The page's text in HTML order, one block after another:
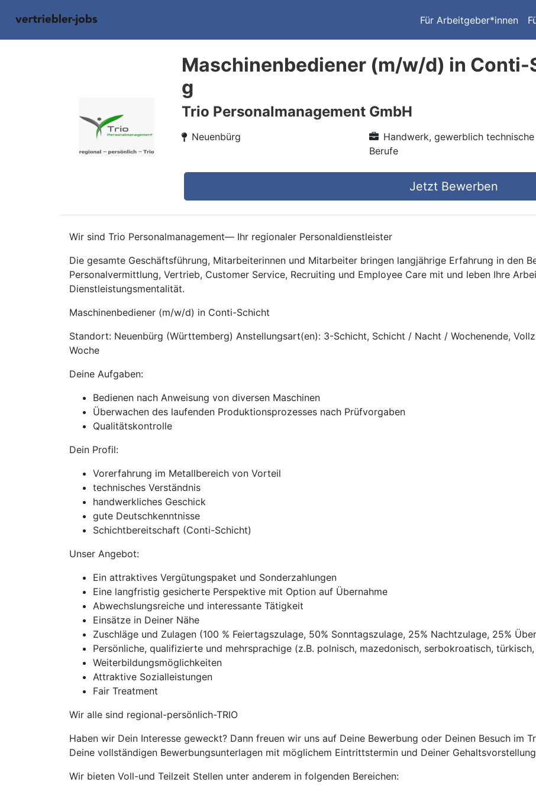
Für Arbeitgeber*innen
Maschinenbediener (m/w/d) in
g
Trio Personalmanagement GmbH
Neuenbürg
Handwerk, gewerblich technische
Berufe
Jetzt Bewerben
Wir sind Trio Personalmanagement— Ihr regionaler Personaldienstleister
Die gesamte Geschäftsführung, Mitarbeiterinnen und Mitarbeiter bringen langjährige Erfahrung in den
Personalvermittlung, Vertrieb, Customer Service, Recruiting und Employee Care mit und leben Ihre
Dienstleistungsmentalität.
Maschinenbediener (m/w/d) in Conti-Schicht
Standort: Neuenbürg (Württemberg) Anstellungsart(en): 3-Schicht, Schicht / Nacht / Wochenende,
Woche
Deine Aufgaben:
Bedienen nach Anweisung von diversen Maschinen
Überwachen des laufenden Produktionsprozesses nach Prüfvorgaben
Qualitätskontrolle
Dein Profil:
Vorerfahrung im Metallbereich von Vorteil
technisches Verständnis
handwerkliches Geschick
gute Deutschkenntnisse
Schichtbereitschaft (Conti-Schicht)
Unser Angebot:
Ein attraktives Vergütungspaket und Sonderzahlungen
Eine langfristig gesicherte Perspektive mit Option auf Übernahme
Abwechslungsreiche und interessante Tätigkeit
Einsätze in Deiner Nähe
Zuschläge und Zulagen (100 % Feiertagszulage, 50% Sonntagszulage, 25% Nachtzulage, 25%
Persönliche, qualifizierte und mehrsprachige (z.B. polnisch, mazedonisch, serbokroatisch,
Weiterbildungsmöglichkeiten
Attraktive Sozialleistungen
Fair Treatment
Wir alle sind regional-persönlich-TRIO
Haben wir Dein Interesse geweckt? Dann freuen wir uns auf Deine Bewerbung oder Deinen Besuch im
Deine vollständigen Bewerbungsunterlagen mit möglichem Eintrittstermin und Deiner
Wir bieten Voll-und Teilzeit Stellen unter anderem in folgenden Bereichen: